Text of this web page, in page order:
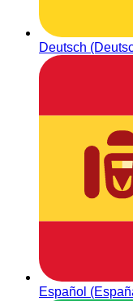
Deutsch
Español